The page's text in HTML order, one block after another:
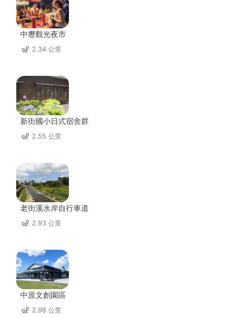
中壢觀光夜市
2.34 公里
新街國小日式宿舍群
2.55 公里
老街溪水岸自行車道
2.93 公里
中原文創園區
2.98 公里